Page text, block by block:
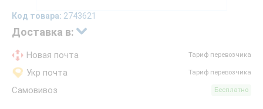
Код товара: 2743621
Доставка в:
Новая почта Тариф перевозчика
Укр почта Тариф перевозчика
Самовивоз Бесплатно